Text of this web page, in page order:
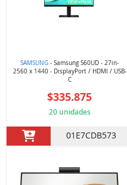
SAMSUNG - Samsung S60UD - 27in-
2560 x 1440 - DisplayPort / HDMI / USB-
C
$335.875
20 unidades
01E7CDB573